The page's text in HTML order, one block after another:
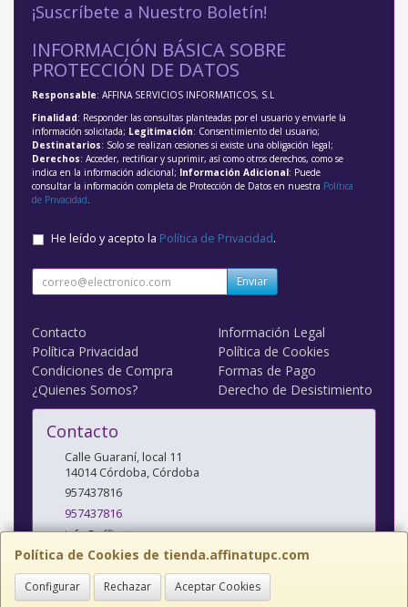
Política de Cookies de tienda.affinatupc.com
Configurar Rechazar Aceptar Cookies
¡Suscríbete a Nuestro Boletín!
INFORMACIÓN BÁSICA SOBRE
PROTECCIÓN DE DATOS
Responsable: AFFINA SERVICIOS INFORMATICOS, S.L
Finalidad: Responder las consultas planteadas por el usuario y enviarle la
información solicitada; Legitimación: Consentimiento del usuario;
Destinatarios: Solo se realizan cesiones si existe una obligación legal;
Derechos: Acceder, rectificar y suprimir, así como otros derechos, como se
indica en la información adicional; Información Adicional: Puede
consultar la información completa de Protección de Datos en nuestra Política
de Privacidad.
He leído y acepto la Política de Privacidad.
Enviar
Contacto
Información Legal
Política Privacidad
Política de Cookies
Condiciones de Compra
Formas de Pago
¿Quienes Somos?
Derecho de Desistimiento
Contacto
Calle Guaraní, local 11
14014 Córdoba, Córdoba
957437816
957437816
info@affinatupc.com
Horario